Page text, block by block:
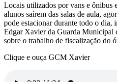
Locais utilizados por vans e ônibus
alunos saírem das salas de aula,
pode estacionar durante todo o dia,
Edgar Xavier da Guarda Municipal
sobre o trabalho de fiscalização do
Clique e ouça GCM Xavier